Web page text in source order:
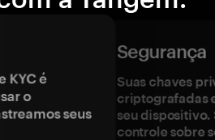
KYC é
o
seus
Segurança
Suas chaves
criptografadas
seu dispositivo.
controle sobre